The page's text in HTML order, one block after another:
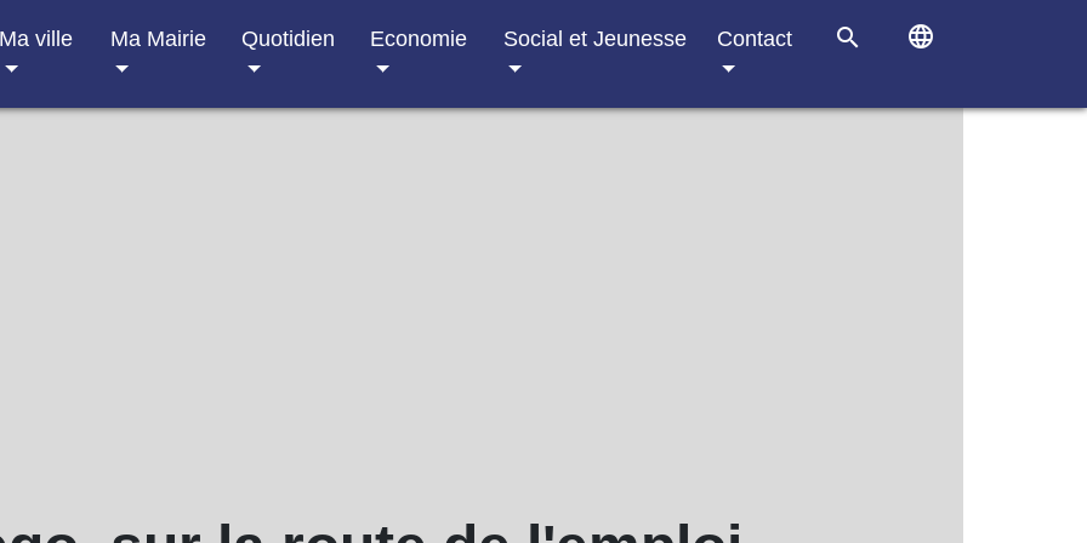
Ma ville Ma Mairie Quotidien Economie Social et Jeunesse Contact search language